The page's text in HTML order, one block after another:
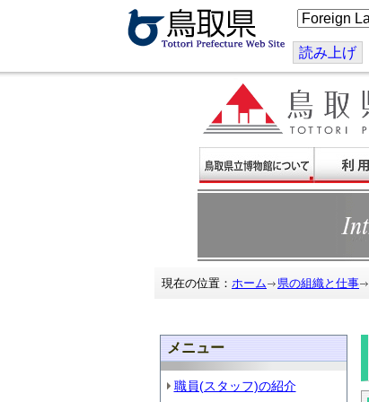
こ
の
ジ
を
翻
訳
す
る
読み上げ
現在の位置： ホーム 県の組織と仕事
メニュー
職員(スタッフ)の紹介